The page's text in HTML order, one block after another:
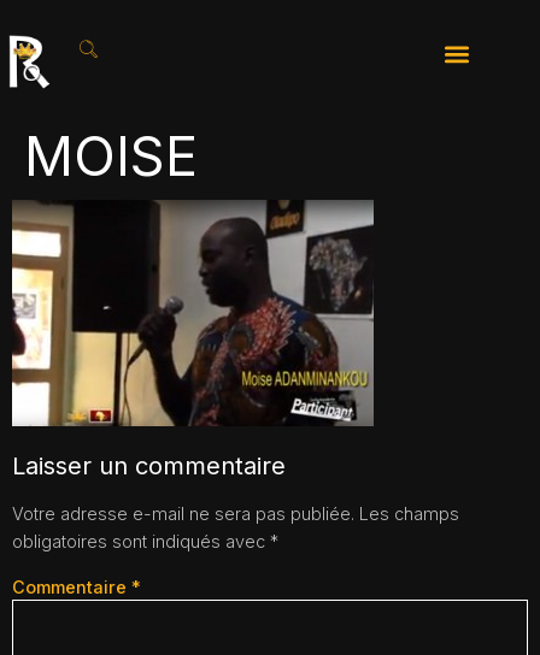
MOISE
Laisser un commentaire
Votre adresse e-mail ne sera pas publiée. Les champs
obligatoires sont indiqués avec *
Commentaire *